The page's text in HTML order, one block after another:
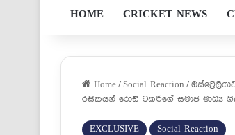
HOME CRICKET NEWS
Home / Social Reaction /
රසිකයන් රොඩ් ටකර්ගේ සමාජ මාධ්‍ය
EXCLUSIVE Social Reaction